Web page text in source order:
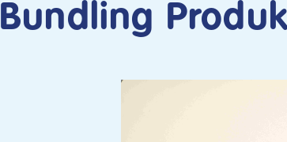
Bundling Produk